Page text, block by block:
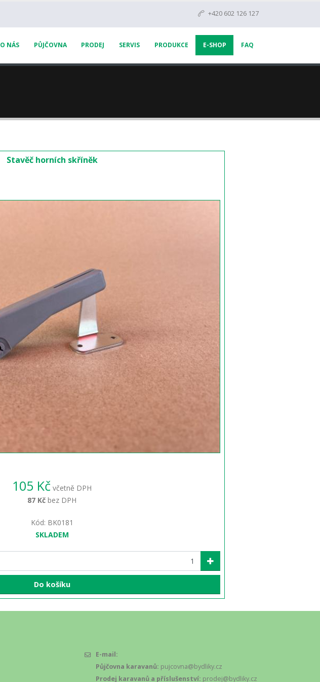
+420 602 126 127
O NÁS PŮJČOVNA PRODEJ SERVIS PRODUKCE E-SHOP FAQ
Stavěč horních skříněk
105 Kč včetně DPH
87 Kč bez DPH
Kód: BK0181
SKLADEM
Do košíku
E-mail:
Půjčovna karavanů: pujcovna@bydliky.cz
Prodej karavanů a příslušenství: prodej@bydliky.cz